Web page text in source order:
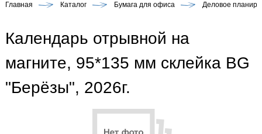
Главная Каталог Бумага для офиса Деловое
Календарь отрывной на
магните, 95*135 мм склейка BG
"Берёзы", 2026г.